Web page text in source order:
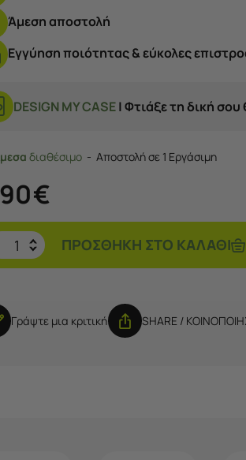
Άμεση αποστολή
Εγγύηση ποιότητας & εύκολες
DESIGN MY CASE| Φτιάξε τη δική σου
διαθέσιμο Αποστολή σε 1 Εργάσιμη
€
ΠΡΟΣΘΉΚΗ ΣΤΟ ΚΑΛΆΘΙ
Γράψτε μια κριτική SHARE /